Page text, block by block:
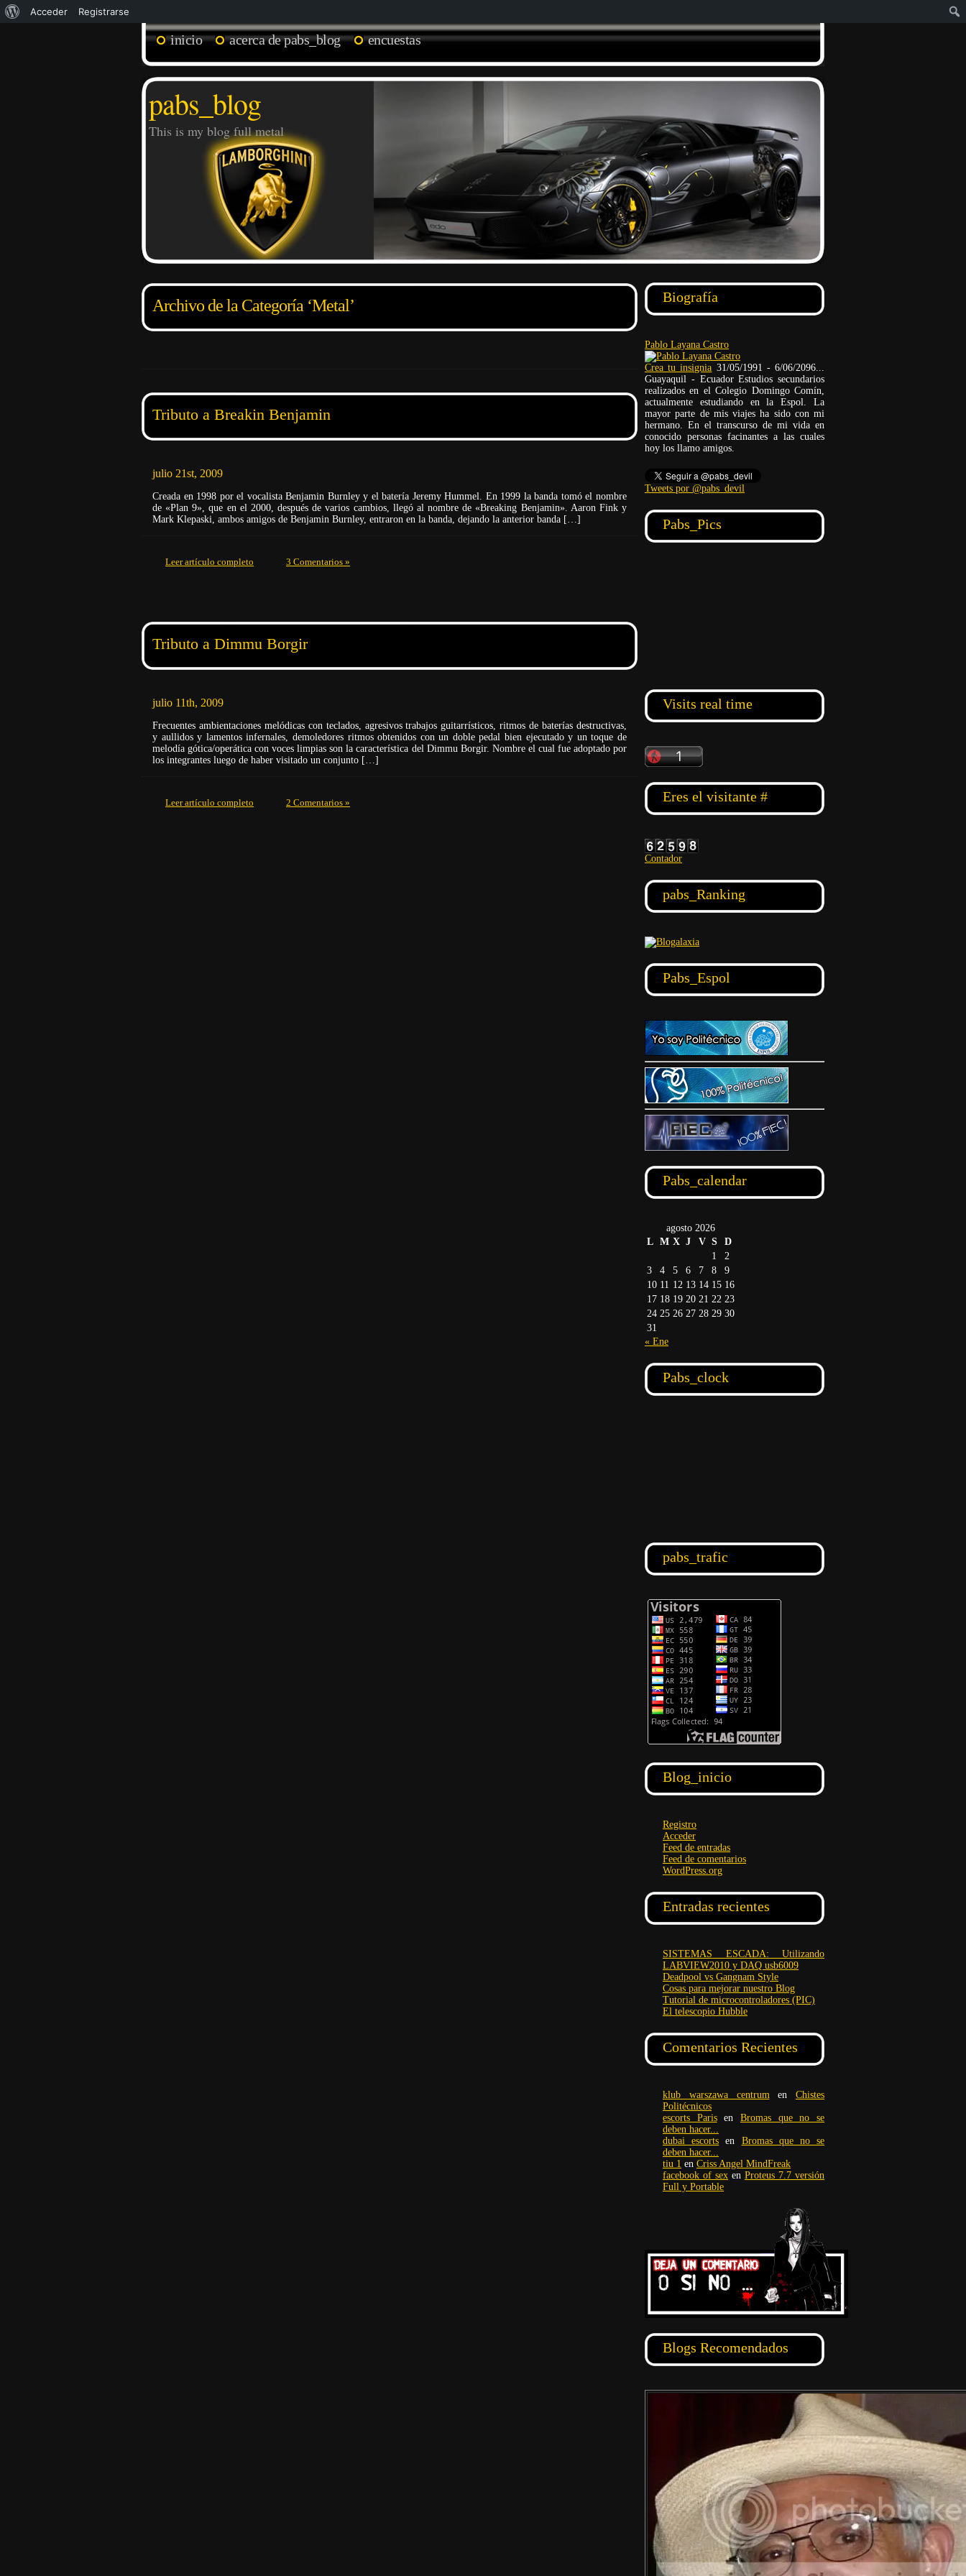
inicio acerca de pabs_blog encuestas
pabs_blog
This is my blog full metal
Archivo de la Categoría ‘Metal’
Tributo a Breakin Benjamin
julio 21st, 2009
Creada en 1998 por el vocalista Benjamin Burnley y el batería Jeremy Hummel. En 1999 la banda tomó el nombre
de «Plan 9», que en el 2000, después de varios cambios, llegó al nombre de «Breaking Benjamin». Aaron Fink y
Mark Klepaski, ambos amigos de Benjamin Burnley, entraron en la banda, dejando la anterior banda […]
Leer artículo completo 3 Comentarios »
Tributo a Dimmu Borgir
julio 11th, 2009
Frecuentes ambientaciones melódicas con teclados, agresivos trabajos guitarrísticos, ritmos de baterías destructivas,
y aullidos y lamentos infernales, demoledores ritmos obtenidos con un doble pedal bien ejecutado y un toque de
melodía gótica/operática con voces limpias son la característica del Dimmu Borgir. Nombre el cual fue adoptado por
los integrantes luego de haber visitado un conjunto […]
Leer artículo completo 2 Comentarios »
Biografía
Pablo Layana Castro
Crea tu insignia 31/05/1991 - 6/06/2096...
Guayaquil - Ecuador Estudios secundarios
realizados en el Colegio Domingo Comín,
actualmente estudiando en la Espol. La
mayor parte de mis viajes ha sido con mi
hermano. En el transcurso de mi vida en
conocido personas facinantes a las cuales
hoy los llamo amigos.
Tweets por @pabs_devil
Pabs_Pics
Visits real time
Eres el visitante #
Contador
pabs_Ranking
Pabs_Espol
Pabs_calendar
agosto 2026
L M X J V S
D
1
2
3
4 5 6 7 8
9
10 11 12 13 14 15 16
17 18 19 20 21 22 23
24 25 26 27 28 29 30
31
« Ene
Pabs_clock
pabs_trafic
Blog_inicio
Registro
Acceder
Feed de entradas
Feed de comentarios
WordPress.org
Entradas recientes
SISTEMAS ESCADA: Utilizando
LABVIEW2010 y DAQ usb6009
Deadpool vs Gangnam Style
Cosas para mejorar nuestro Blog
Tutorial de microcontroladores (PIC)
El telescopio Hubble
Comentarios Recientes
klub warszawa centrumen Chistes
Politécnicos
escorts ParisenBromas que no se
deben hacer...
dubai escorts en Bromas que no se
deben hacer...
tiu 1 en Criss Angel MindFreak
facebook of sex en Proteus 7.7 versión
Full y Portable
Blogs Recomendados
Acerca
Acceder Registrarse